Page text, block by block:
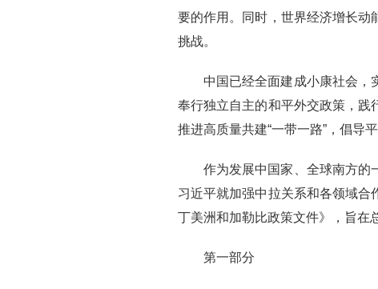
要的作用。同时，世界经济增长动
挑战。
中国已经全面建成小康社会，
奉行独立自主的和平外交政策，践
推进高质量共建“一带一路”，倡导
作为发展中国家、全球南方的
习近平就加强中拉关系和各领域合
丁美洲和加勒比政策文件》，旨在
第一部分